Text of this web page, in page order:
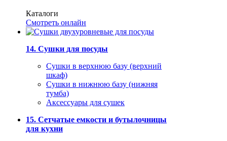
Каталоги
Смотреть онлайн
14. Сушки для посуды
Сушки в верхнюю базу (верхний
шкаф)
Сушки в нижнюю базу (нижняя
тумба)
Аксессуары для сушек
15. Сетчатые емкости и бутылочницы
для кухни